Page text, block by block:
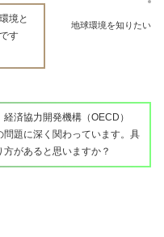
地球環境を知りたい
境と
す
済協力開発機構（OECD）
題に深く関わっています。具
があると思いますか？